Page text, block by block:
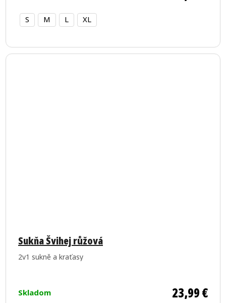
S M L XL
Sukňa Švihej růžová
2v1 sukně a kraťasy
Skladom 23,99 €